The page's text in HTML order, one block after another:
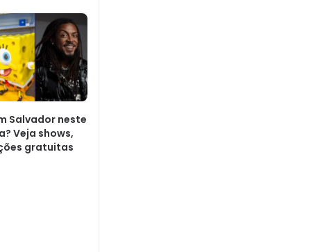
Salvador neste
Veja shows,
gratuitas